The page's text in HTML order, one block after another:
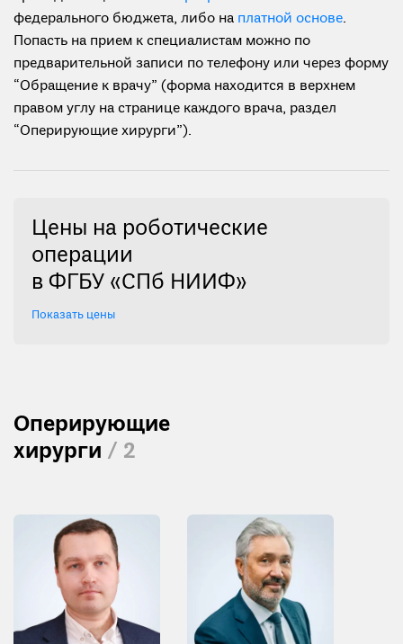
федерального бюджета, либо на платной основе.
Попасть на прием к специалистам можно по
предварительной записи по телефону или через форму
“Обращение к врачу” (форма находится в верхнем
правом углу на странице каждого врача, раздел
“Оперирующие хирурги”).
Цены на роботические
операции
в ФГБУ «СПб НИИФ»
Показать цены
Оперирующие
хирурги / 2